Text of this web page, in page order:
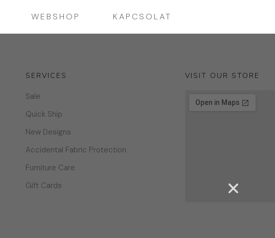
WEBSHOP KAPCSOLAT
SERVICES
Sale
Quick Ship
New Designs
Accidental Fabric Protection
Furniture Care
Gift Cards
VISIT OUR STORE